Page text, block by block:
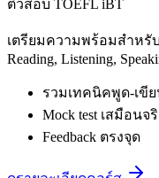
ติวสอบ TOEFL iBT
เตรียมความพร้อมสำหรั
Reading, Listening,
รวมเทคนิคพูด-เขี
Mock test เสมือนจ
Feedback ตรงจุด